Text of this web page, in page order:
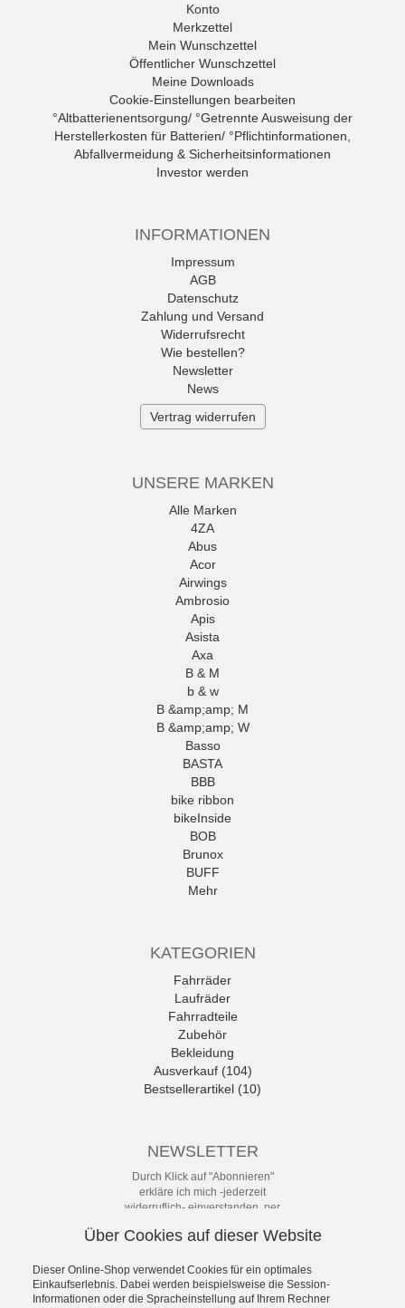
Konto
Merkzettel
Mein Wunschzettel
Öffentlicher Wunschzettel
Meine Downloads
Cookie-Einstellungen bearbeiten
°Altbatterienentsorgung/ °Getrennte Ausweisung der
Herstellerkosten für Batterien/ °Pflichtinformationen,
Abfallvermeidung & Sicherheitsinformationen
Investor werden
INFORMATIONEN
Impressum
AGB
Datenschutz
Zahlung und Versand
Widerrufsrecht
Wie bestellen?
Newsletter
News
Vertrag widerrufen
UNSERE MARKEN
Alle Marken
4ZA
Abus
Acor
Airwings
Ambrosio
Apis
Asista
Axa
B & M
b & w
B &amp;amp; M
B &amp;amp; W
Basso
BASTA
BBB
bike ribbon
bikeInside
BOB
Brunox
BUFF
Mehr
KATEGORIEN
Fahrräder
Laufräder
Fahrradteile
Zubehör
Bekleidung
Ausverkauf (104)
Bestsellerartikel (10)
NEWSLETTER
Durch Klick auf "Abonnieren"
erkläre ich mich -jederzeit
widerruflich- einverstanden, per
Abständen über Angebote und
Datenschutzerklärung mit weiteren
Details habe ich zur Kenntnis
genommen.
Über Cookies auf dieser Website
Dieser Online-Shop verwendet Cookies für ein optimales
Einkaufserlebnis. Dabei werden beispielsweise die Session-
Informationen oder die Spracheinstellung auf Ihrem Rechner